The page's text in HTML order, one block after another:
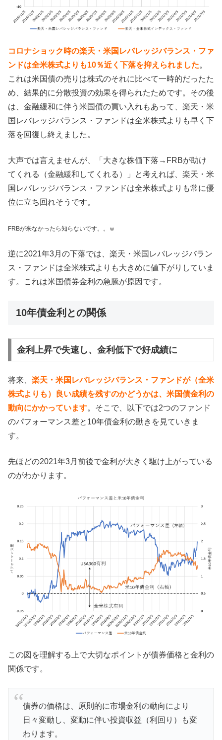
コロナショック時の楽天・米国レバレッジバランス・ファ
ンドは全米株式よりも10％近く下落を抑えられました。
これは米国債の売りは株式のそれに比べて一時的だったた
め、結果的に分散投資の効果を得られたためです。その後
は、金融緩和に伴う米国債の買い入れもあって、楽天・米
国レバレッジバランス・ファンドは全米株式よりも早く下
落を回復し終えました。
大声では言えませんが、「大きな株価下落→FRBが助け
てくれる（金融緩和してくれる）」と考えれば、楽天・米
国レバレッジバランス・ファンドは全米株式よりも常に優
位に立ち回れそうです。
FRBが来なかったら知らないです。。ｗ
逆に2021年3月の下落では、楽天・米国レバレッジバラン
ス・ファンドは全米株式よりも大きめに値下がりしていま
す。これは米国債券金利の急騰が原因です。
10年債金利との関係
金利上昇で失速し、金利低下で好成績に
将来、 楽天・米国レバレッジバランス・ファンドが（全米
株式よりも）良い成績を残すのかどうかは、米国債金利の
動向にかかっています。そこで、以下では2つのファンド
のパフォーマンス差と10年債金利の動きを見ていきま
す。
先ほどの2021年3月前後で金利が大きく駆け上がっている
のがわかります。
この図を理解する上で大切なポイントが債券価格と金利の
関係です。
債券の価格は、原則的に市場金利の動向により
日々変動し、変動に伴い投資収益（利回り）も変
わります。